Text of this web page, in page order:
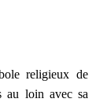
religieux de
au loin avec sa